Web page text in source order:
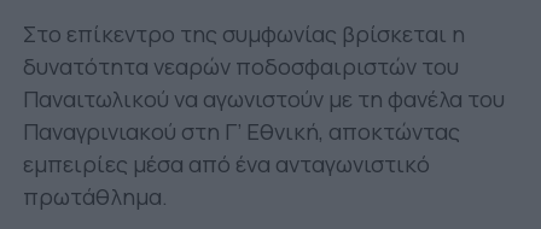
Στο επίκεντρο της συμφωνίας βρίσκεται η
δυνατότητα νεαρών ποδοσφαιριστών του
Παναιτωλικού να αγωνιστούν με τη φανέλα του
Παναγρινιακού στη Γ’ Εθνική, αποκτώντας
εμπειρίες μέσα από ένα ανταγωνιστικό
πρωτάθλημα.